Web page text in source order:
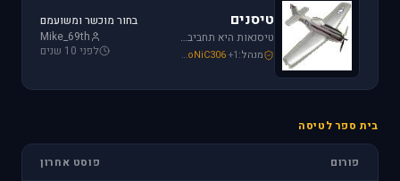
טיסנים
טיסנאות היא תחביב יקר, בואו לקבל תמיכה ומידע על טיסנים יד שניה, חנות טיסנים, טיסנים למתחילים וכמובן לשתף את החברים בחוויות. הצטרפו לפורום טיסנים!
מנהל: Iaf_Assaf SoNiC306+1
בחור מוכשר ומשועמם
Mike_69th
לפני 10 שנים
בית ספר לטיסה
פורום פוסט אחרון